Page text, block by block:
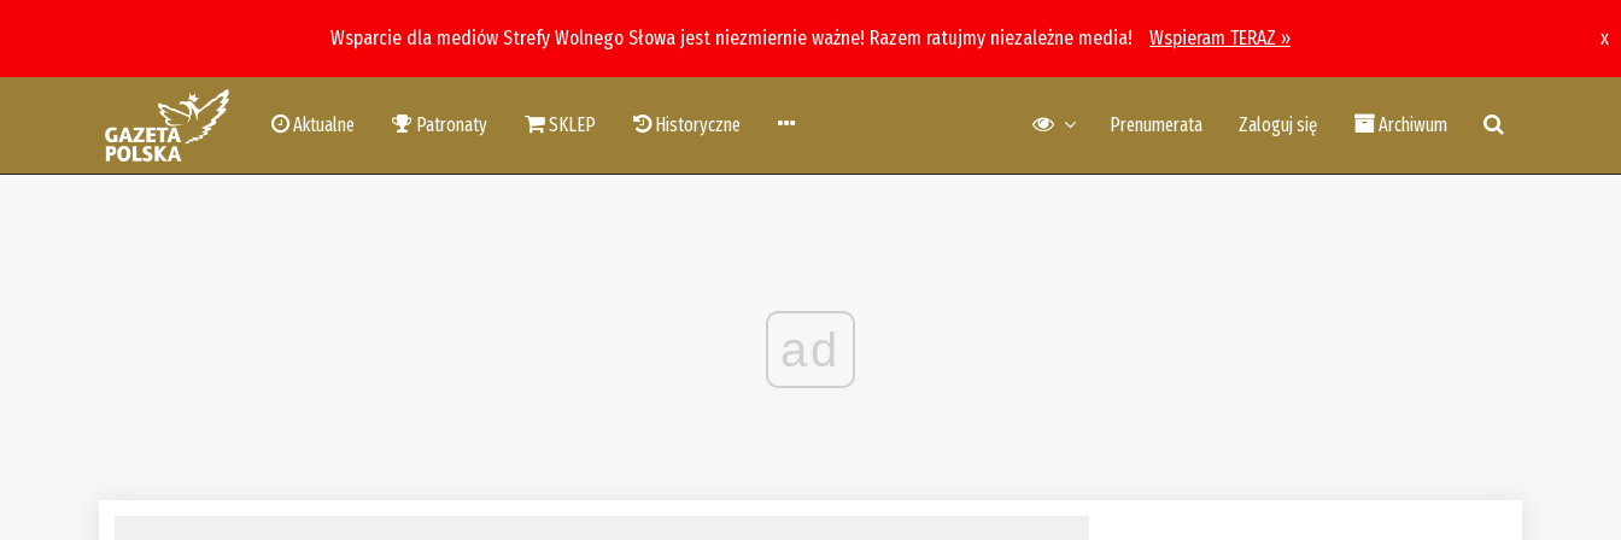
Wsparcie dla mediów Strefy Wolnego Słowa jest niezmiernie ważne! Razem ratujmy niezależne media! Wspieram TERAZ » x
Aktualne Patronaty SKLEP Historyczne Prenumerata Zaloguj się Archiwum
ad